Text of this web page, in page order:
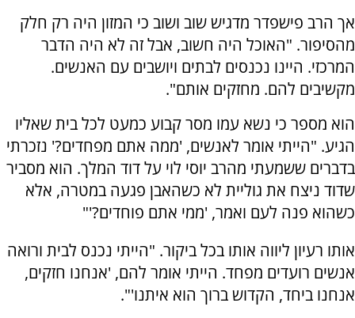
אך הרב פישפדר מדגיש שוב ושוב כי המזון היה רק חלק
מהסיפור. "האוכל היה חשוב, אבל זה לא היה הדבר
המרכזי. היינו נכנסים לבתים ויושבים עם האנשים.
מקשיבים להם. מחזקים אותם".
הוא מספר כי נשא עמו מסר קבוע כמעט לכל בית שאליו
הגיע. "הייתי אומר לאנשים, 'ממה אתם מפחדים?' נזכרתי
בדברים ששמעתי מהרב יוסי לוי על דוד המלך. הוא מסביר
שדוד ניצח את גוליית לא כשהאבן פגעה במטרה, אלא
כשהוא פנה לעם ואמר, 'ממי אתם פוחדים?'"
אותו רעיון ליווה אותו בכל ביקור. "הייתי נכנס לבית ורואה
אנשים רועדים מפחד. הייתי אומר להם, 'אנחנו חזקים,
אנחנו ביחד, הקדוש ברוך הוא איתנו'".